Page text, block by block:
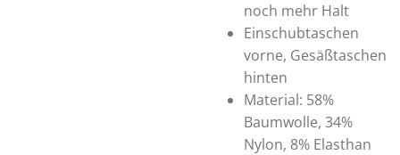
noch mehr Halt
Einschubtaschen
vorne, Gesäßtaschen
hinten
Material: 58%
Baumwolle, 34%
Nylon, 8% Elasthan